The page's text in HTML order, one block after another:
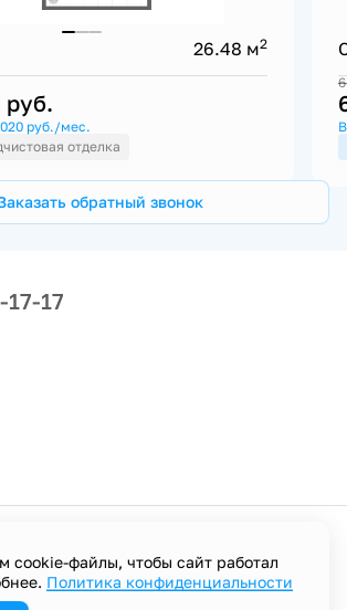
26.48 м2
руб.
020 руб./мес.
отделка
обратный звонок
17-17
обработки персональных данных
cookie-файлы, чтобы сайт работал
Политика конфиденциальности